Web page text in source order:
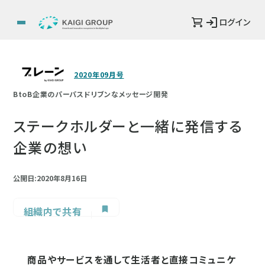
ログイン
2020年09月号
BtoB企業のパーパスドリブンなメッセージ開発
ステークホルダーと一緒に発信する
企業の想い
公開日:2020年8月16日
組織内で共有
商品やサービスを通して生活者と直接コミュニケ